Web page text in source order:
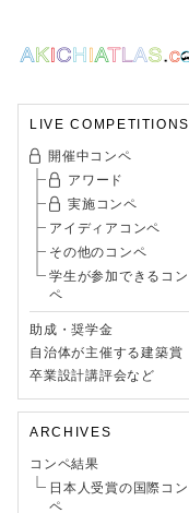
LIVE COMPETITIONS
開催中コンペ
アワード
実施コンペ
アイディアコンペ
その他のコンペ
学生が参加できるコン
ペ
助成・奨学金
自治体が主催する建築賞
卒業設計講評会など
ARCHIVES
コンペ結果
日本人受賞の国際コン
ペ